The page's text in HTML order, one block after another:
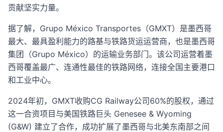
贡献坚实力量。
据了解，Grupo México Transportes（GMXT）是墨西哥
最大、最具盈利能力的路基与铁路货运运营商，也是墨西哥
集团（Grupo México）的运输业务部门。该公司运营着墨
西哥覆盖最广、连通性最佳的铁路网络，连接全国主要港口
和工业中心。
2024年初，GMXT收购CG Railway公司60%的股权，通过
这一合资项目与美国铁路巨头 Genesee & Wyoming
(G&W) 建立了合作，成功扩展了墨西哥与北美东南部之间